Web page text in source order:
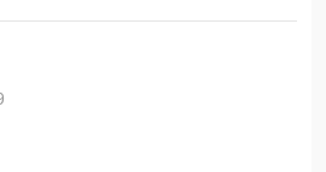
碳纳米管、石墨烯等）。
。例如用于化学合成。